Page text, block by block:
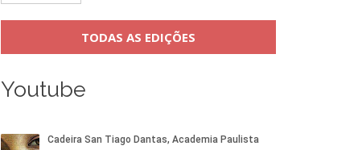
TODAS AS EDIÇÕES
Youtube